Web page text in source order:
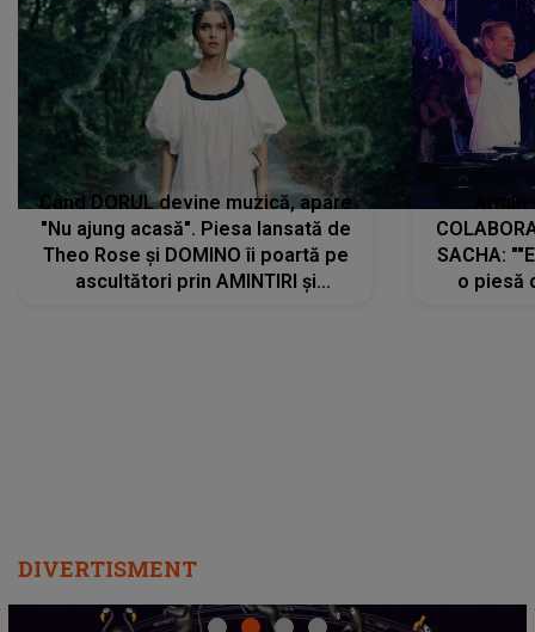
Când DORUL devine muzică, apare
"Nu ajung acasă". Piesa lansată de
Theo Rose și DOMINO îi poartă pe
ascultători prin AMINTIRI și
SACHA:
o piesă
DIVERTISMENT